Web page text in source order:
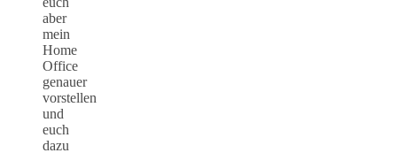
aber
mein
Home
Office
genauer
vorstellen
und
euch
dazu